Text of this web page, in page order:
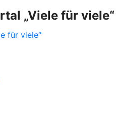
„Viele für viele“
für viele“